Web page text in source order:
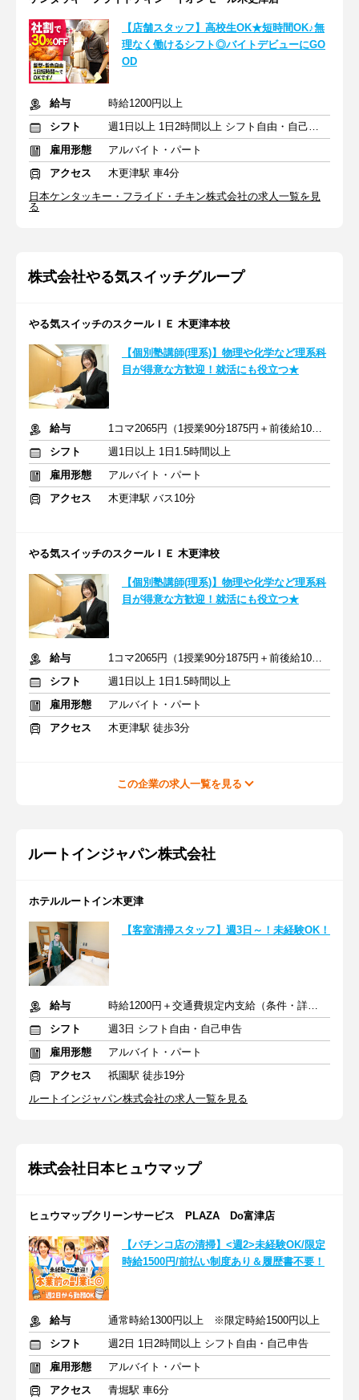
【店舗スタッフ】高校生OK★短時間OK♪無
理なく働けるシフト◎バイトデビューにGO
OD
給与
時給1200円以上
シフト
週1日以上 1日2時間以上 シフト自由・自己申告
雇用形態
アルバイト・パート
アクセス
木更津駅 車4分
日本ケンタッキー・フライド・チキン株式会社の求人一覧を見
る
株式会社やる気スイッチグループ
やる気スイッチのスクールＩＥ 木更津本校
【個別塾講師(理系)】物理や化学など理系科
目が得意な方歓迎！就活にも役立つ★
給与
1コマ2065円（1授業90分1875円＋前後給10分190円）
シフト
週1日以上 1日1.5時間以上
雇用形態
アルバイト・パート
アクセス
木更津駅 バス10分
やる気スイッチのスクールＩＥ 木更津校
【個別塾講師(理系)】物理や化学など理系科
目が得意な方歓迎！就活にも役立つ★
給与
1コマ2065円（1授業90分1875円＋前後給10分190円）
シフト
週1日以上 1日1.5時間以上
雇用形態
アルバイト・パート
アクセス
木更津駅 徒歩3分
この企業の求人一覧を見る
ルートインジャパン株式会社
ホテルルートイン木更津
【客室清掃スタッフ】週3日～！未経験OK！
給与
時給1200円＋交通費規定内支給（条件・詳細は面接にて）
シフト
週3日 シフト自由・自己申告
雇用形態
アルバイト・パート
アクセス
祇園駅 徒歩19分
ルートインジャパン株式会社の求人一覧を見る
株式会社日本ヒュウマップ
ヒュウマップクリーンサービス PLAZA Do富津店
【パチンコ店の清掃】<週2>未経験OK/限定
時給1500円/前払い制度あり＆履歴書不要！
給与
通常時給1300円以上 ※限定時給1500円以上
シフト
週2日 1日2時間以上 シフト自由・自己申告
雇用形態
アルバイト・パート
アクセス
青堀駅 車6分